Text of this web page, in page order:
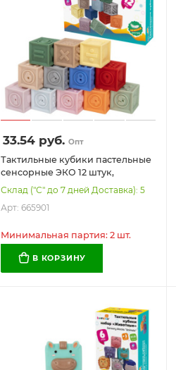
33.54руб. Опт
Тактильные кубики пастельные
сенсорные ЭКО 12 штук,
BAMBOX BABY (БАМБОКС
БЭБИ), 665901
Склад ("С" до 7 дней Доставка): 5
Арт: 665901
Минимальная партия: 2 шт.
В КОРЗИНУ